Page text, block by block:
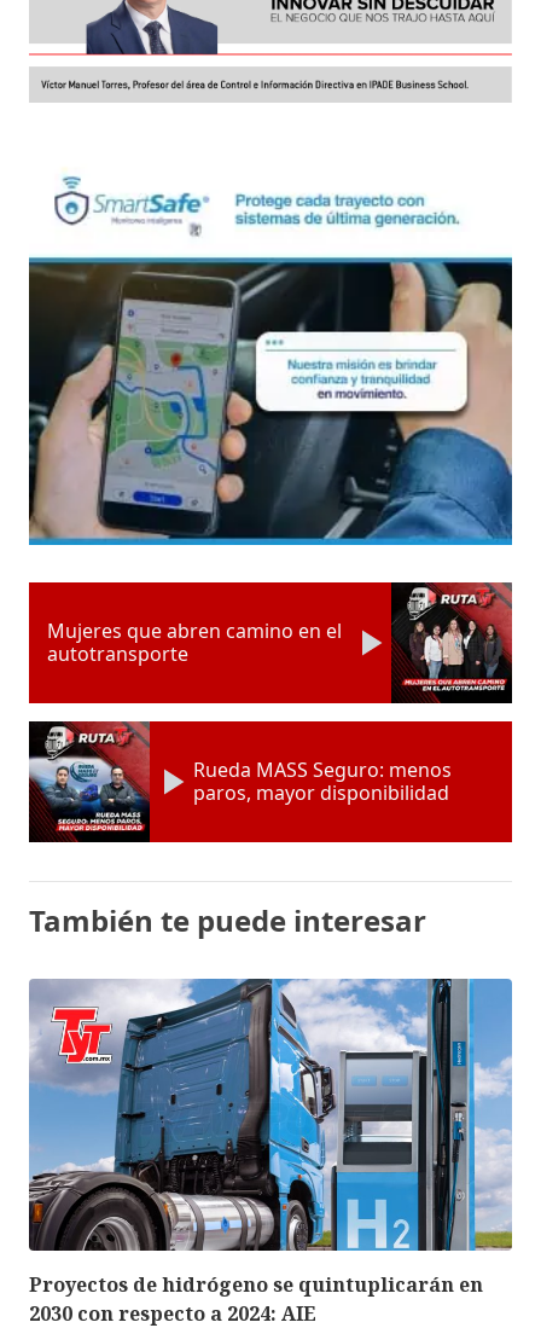
Mujeres que abren camino en el
autotransporte
Rueda MASS Seguro: menos
paros, mayor disponibilidad
También te puede interesar
Proyectos de hidrógeno se quintuplicarán en
2030 con respecto a 2024: AIE